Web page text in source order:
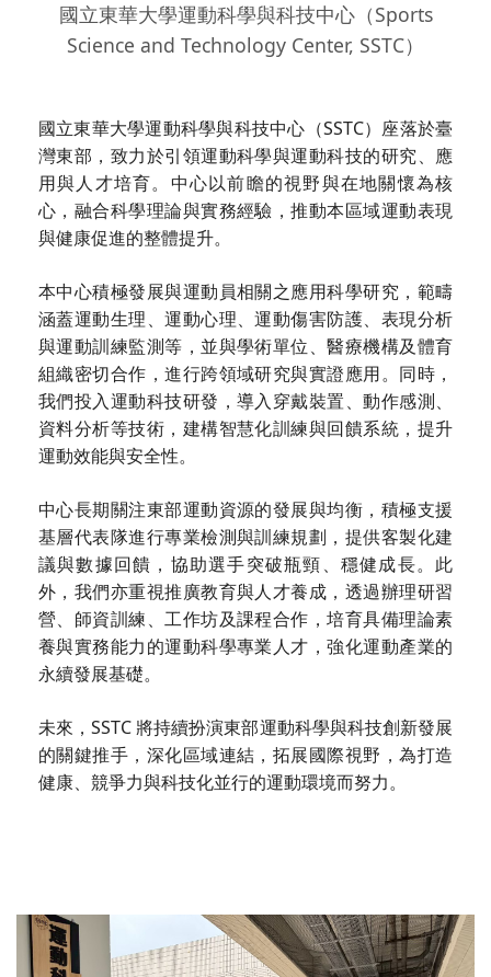
國立東華大學運動科學與科技中心（Sports
Science and Technology Center, SSTC）
國立東華大學運動科學與科技中心（SSTC）座落於臺
灣東部，致力於引領運動科學與運動科技的研究、應
用與人才培育。中心以前瞻的視野與在地關懷為核
心，融合科學理論與實務經驗，推動本區域運動表現
與健康促進的整體提升。
本中心積極發展與運動員相關之應用科學研究，範疇
涵蓋運動生理、運動心理、運動傷害防護、表現分析
與運動訓練監測等，並與學術單位、醫療機構及體育
組織密切合作，進行跨領域研究與實證應用。同時，
我們投入運動科技研發，導入穿戴裝置、動作感測、
資料分析等技術，建構智慧化訓練與回饋系統，提升
運動效能與安全性。
中心長期關注東部運動資源的發展與均衡，積極支援
基層代表隊進行專業檢測與訓練規劃，提供客製化建
議與數據回饋，協助選手突破瓶頸、穩健成長。此
外，我們亦重視推廣教育與人才養成，透過辦理研習
營、師資訓練、工作坊及課程合作，培育具備理論素
養與實務能力的運動科學專業人才，強化運動產業的
永續發展基礎。
未來，SSTC 將持續扮演東部運動科學與科技創新發展
的關鍵推手，深化區域連結，拓展國際視野，為打造
健康、競爭力與科技化並行的運動環境而努力。